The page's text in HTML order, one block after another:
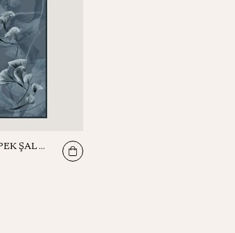
EFZA KREP İPEK ŞAL 70*190 CM - MAVİ